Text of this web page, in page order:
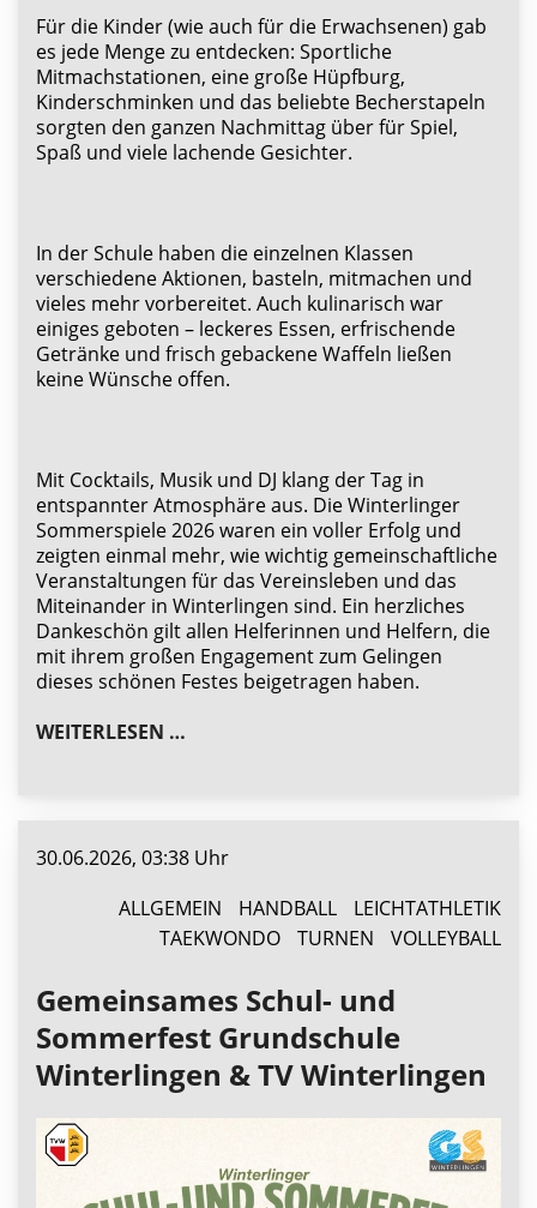
Für die Kinder (wie auch für die Erwachsenen) gab
es jede Menge zu entdecken: Sportliche
Mitmachstationen, eine große Hüpfburg,
Kinderschminken und das beliebte Becherstapeln
sorgten den ganzen Nachmittag über für Spiel,
Spaß und viele lachende Gesichter.
In der Schule haben die einzelnen Klassen
verschiedene Aktionen, basteln, mitmachen und
vieles mehr vorbereitet. Auch kulinarisch war
einiges geboten – leckeres Essen, erfrischende
Getränke und frisch gebackene Waffeln ließen
keine Wünsche offen.
Mit Cocktails, Musik und DJ klang der Tag in
entspannter Atmosphäre aus. Die Winterlinger
Sommerspiele 2026 waren ein voller Erfolg und
zeigten einmal mehr, wie wichtig gemeinschaftliche
Veranstaltungen für das Vereinsleben und das
Miteinander in Winterlingen sind. Ein herzliches
Dankeschön gilt allen Helferinnen und Helfern, die
mit ihrem großen Engagement zum Gelingen
dieses schönen Festes beigetragen haben.
WEITERLESEN …
30.06.2026, 03:38 Uhr
ALLGEMEIN
HANDBALL
LEICHTATHLETIK
TAEKWONDO
TURNEN VOLLEYBALL
Gemeinsames Schul- und
Sommerfest Grundschule
Winterlingen & TV Winterlingen